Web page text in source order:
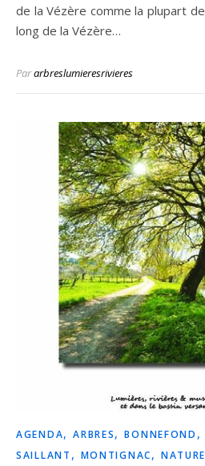
de la Vézère comme la plupart
long de la Vézère…
Pararbreslumieresrivieres
AGENDA,ARBRES,BONNEFOND ,
SAILLANT , MONTIGNAC, NATURE